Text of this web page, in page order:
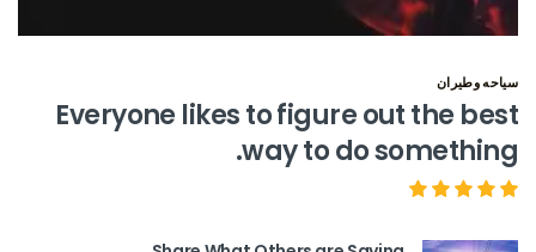
سياحه وطيران
Everyone likes to figure out the best
way to do something.